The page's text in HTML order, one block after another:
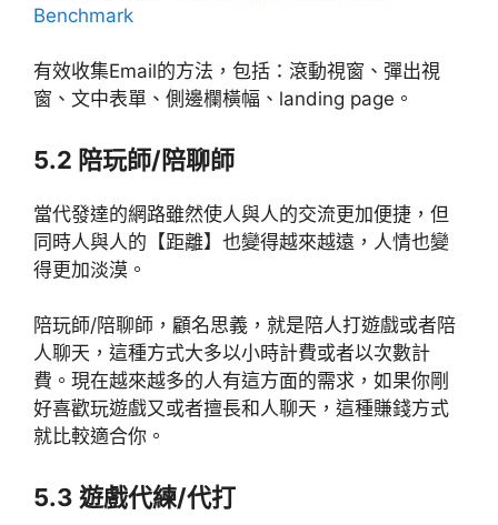
Benchmark
有效收集Email的方法，包括：滾動視窗、彈出視
窗、文中表單、側邊欄橫幅、landing page。
5.2 陪玩師/陪聊師
當代發達的網路雖然使人與人的交流更加便捷，但
同時人與人的【距離】也變得越來越遠，人情也變
得更加淡漠。
陪玩師/陪聊師，顧名思義，就是陪人打遊戲或者陪
人聊天，這種方式大多以小時計費或者以次數計
費。現在越來越多的人有這方面的需求，如果你剛
好喜歡玩遊戲又或者擅長和人聊天，這種賺錢方式
就比較適合你。
5.3 遊戲代練/代打